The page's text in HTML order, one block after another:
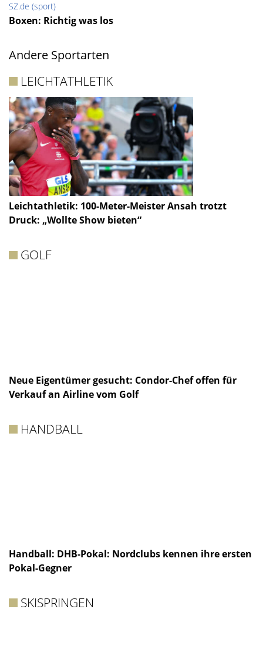
SZ.de (sport)
Boxen: Richtig was los
Andere Sportarten
LEICHTATHLETIK
Leichtathletik: 100-Meter-Meister Ansah trotzt
Druck: „Wollte Show bieten“
GOLF
Neue Eigentümer gesucht: Condor-Chef offen für
Verkauf an Airline vom Golf
HANDBALL
Handball: DHB-Pokal: Nordclubs kennen ihre ersten
Pokal-Gegner
SKISPRINGEN